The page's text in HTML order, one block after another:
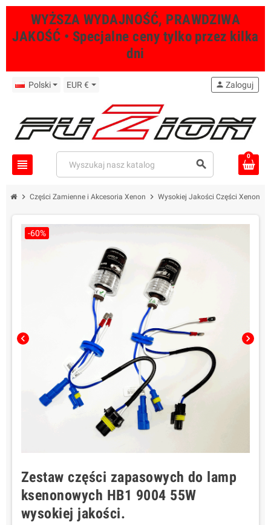
WYŻSZA WYDAJNOŚĆ, PRAWDZIWA
JAKOŚĆ • Specjalne ceny tylko przez kilka
dni
Polski EUR €
view_headline search
person Zaloguj
0
chevron_right Części Zamienne i Akcesoria Xenon chevron_right Wysokiej Jakości Części Xenon
chevron_left chevron_right
-60%
Zestaw części zapasowych do lamp
ksenonowych HB1 9004 55W
wysokiej jakości.